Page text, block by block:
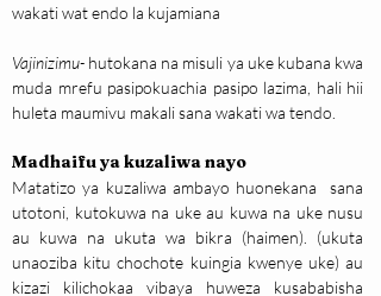
wakati wat endo la kujamiana
Vajinizimu- hutokana na misuli ya uke kubana kwa
muda mrefu pasipokuachia pasipo lazima, hali hii
huleta maumivu makali sana wakati wa tendo.
Madhaifu ya kuzaliwa nayo
Matatizo ya kuzaliwa ambayo huonekana  sana
utotoni, kutokuwa na uke au kuwa na uke nusu
au kuwa na ukuta wa bikra (haimen). (ukuta
unaoziba kitu chochote kuingia kwenye uke) au
kizazi kilichokaa vibaya huweza kusababisha